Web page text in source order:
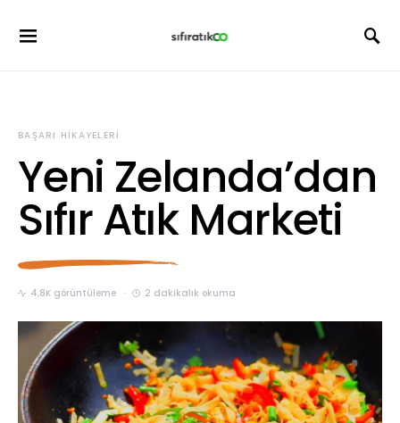
BAŞARI HIKAYELERI
Yeni Zelanda’dan
Sıfır Atık Marketi
4,8K görüntüleme 2 dakikalık okuma